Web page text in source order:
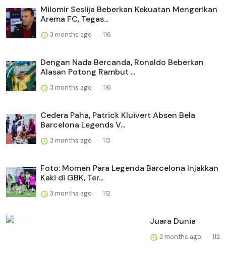
Milomir Seslija Beberkan Kekuatan Mengerikan
Arema FC, Tegas...
3 months ago 116
Dengan Nada Bercanda, Ronaldo Beberkan
Alasan Potong Rambut ...
3 months ago 116
Cedera Paha, Patrick Kluivert Absen Bela
Barcelona Legends V...
3 months ago 113
Foto: Momen Para Legenda Barcelona Injakkan
Kaki di GBK, Ter...
3 months ago 112
Juara Dunia
3 months ago 112